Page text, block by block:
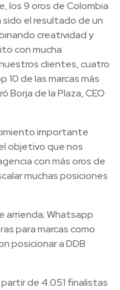
los 9 oros de Colombia
sido el resultado de un
creatividad y
con mucha
clientes, cuatro
10 de las marcas más
Borja de la Plaza, CEO
importante
objetivo que nos
con más oros de
muchas posiciones
arrienda; Whatsapp
para marcas como
posicionar a DDB
de 4.051 finalistas